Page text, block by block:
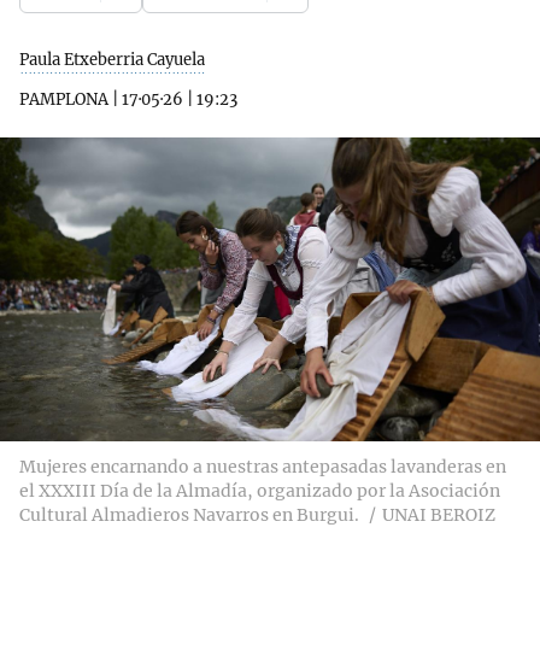
Paula Etxeberria Cayuela
PAMPLONA| 17·05·26 19:23
Mujeres encarnando a nuestras antepasadas lavanderas en
el XXXIII Día de la Almadía, organizado por la Asociación
Cultural Almadieros Navarros en Burgui.
UNAI BEROIZ